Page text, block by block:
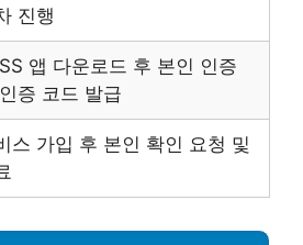
진행
앱 다운로드 후 본인 인증
증 코드 발급
스 가입 후 본인 확인 요청 및